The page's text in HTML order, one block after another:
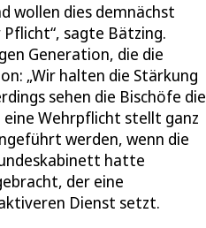
wollen dies demnächst
sagte Bätzing.
Generation, die die
„Wir halten die Stärkung
sehen die Bischöfe die
Wehrpflicht stellt ganz
werden, wenn die
hatte
der eine
Dienst setzt.